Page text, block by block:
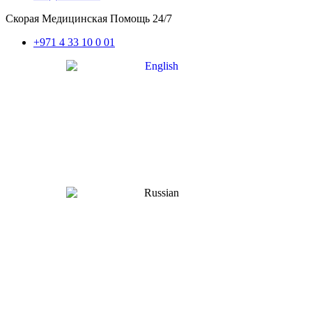
Скорая Медицинская Помощь 24/7
+971 4 33 10 0 01